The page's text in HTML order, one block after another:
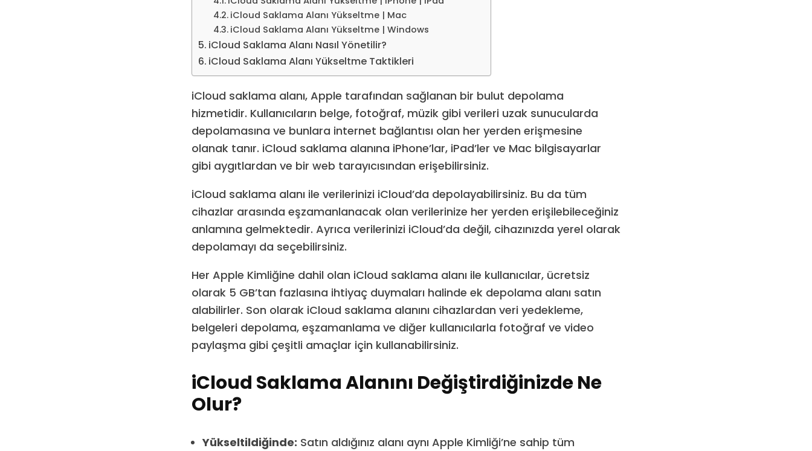
iCloud Saklama Alanı Yükseltme | Mac
iCloud Saklama Alanı Yükseltme | Windows
iCloud Saklama Alanı Nasıl Yönetilir?
iCloud Saklama Alanı Yükseltme Taktikleri
iCloud saklama alanı, Apple tarafından sağlanan bir bulut depolama
hizmetidir. Kullanıcıların belge, fotoğraf, müzik gibi verileri uzak sunucularda
depolamasına ve bunlara internet bağlantısı olan her yerden erişmesine
olanak tanır. iCloud saklama alanına iPhone’lar, iPad’ler ve Mac bilgisayarlar
gibi aygıtlardan ve bir web tarayıcısından erişebilirsiniz.
iCloud saklama alanı ile verilerinizi iCloud’da depolayabilirsiniz. Bu da tüm
cihazlar arasında eşzamanlanacak olan verilerinize her yerden erişilebileceğiniz
anlamına gelmektedir. Ayrıca verilerinizi iCloud’da değil, cihazınızda yerel olarak
depolamayı da seçebilirsiniz.
Her Apple Kimliğine dahil olan iCloud saklama alanı ile kullanıcılar, ücretsiz
olarak 5 GB’tan fazlasına ihtiyaç duymaları halinde ek depolama alanı satın
alabilirler. Son olarak iCloud saklama alanını cihazlardan veri yedekleme,
belgeleri depolama, eşzamanlama ve diğer kullanıcılarla fotoğraf ve video
paylaşma gibi çeşitli amaçlar için kullanabilirsiniz.
iCloud Saklama Alanını Değiştirdiğinizde Ne
Olur?
Yükseltildiğinde: Satın aldığınız alanı aynı Apple Kimliği’ne sahip tüm